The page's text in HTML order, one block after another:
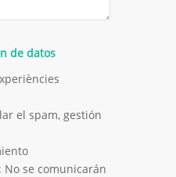
de datos
el spam, gestión
No se comunicarán